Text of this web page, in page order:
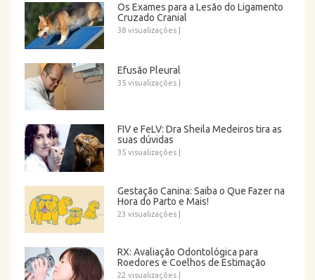
Os Exames para a Lesão do Ligamento
Cruzado Cranial
38 visualizações
Efusão Pleural
35 visualizações
FIV e FeLV: Dra Sheila Medeiros tira as
suas dúvidas
35 visualizações
Gestação Canina: Saiba o Que Fazer na
Hora do Parto e Mais!
23 visualizações
RX: Avaliação Odontológica para
Roedores e Coelhos de Estimação
22 visualizações